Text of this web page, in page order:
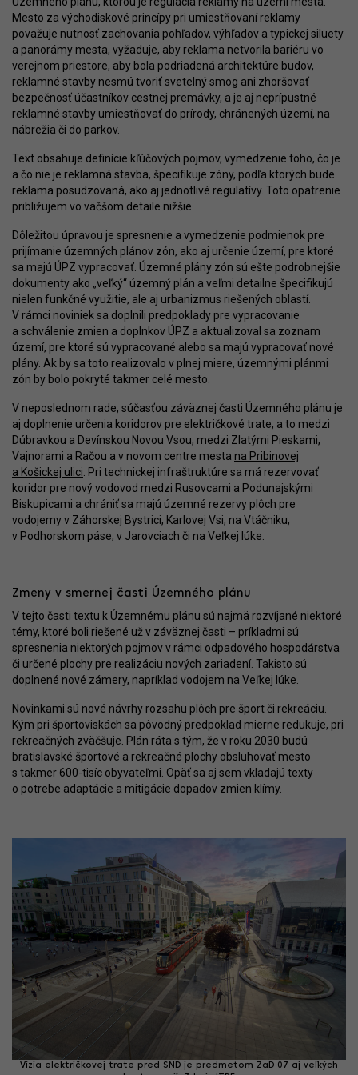
Mesto za východiskové princípy pri umiestňovaní reklamy
považuje nutnosť zachovania pohľadov, výhľadov a typickej siluety
a panorámy mesta, vyžaduje, aby reklama netvorila bariéru vo
verejnom priestore, aby bola podriadená architektúre budov,
reklamné stavby nesmú tvoriť svetelný smog ani zhoršovať
bezpečnosť účastníkov cestnej premávky, a je aj neprípustné
reklamné stavby umiestňovať do prírody, chránených území, na
nábrežia či do parkov.
Text obsahuje definície kľúčových pojmov, vymedzenie toho, čo je
a čo nie je reklamná stavba, špecifikuje zóny, podľa ktorých bude
reklama posudzovaná, ako aj jednotlivé regulatívy. Toto opatrenie
približujem vo väčšom detaile nižšie.
Dôležitou úpravou je spresnenie a vymedzenie podmienok pre
prijímanie územných plánov zón, ako aj určenie území, pre ktoré
sa majú ÚPZ vypracovať. Územné plány zón sú ešte podrobnejšie
dokumenty ako „veľký“ územný plán a veľmi detailne špecifikujú
nielen funkčné využitie, ale aj urbanizmus riešených oblastí.
V rámci noviniek sa doplnili predpoklady pre vypracovanie
a schválenie zmien a doplnkov ÚPZ a aktualizoval sa zoznam
území, pre ktoré sú vypracované alebo sa majú vypracovať nové
plány. Ak by sa toto realizovalo v plnej miere, územnými plánmi
zón by bolo pokryté takmer celé mesto.
V neposlednom rade, súčasťou záväznej časti Územného plánu je
aj doplnenie určenia koridorov pre električkové trate, a to medzi
Dúbravkou a Devínskou Novou Vsou, medzi Zlatými Pieskami,
Vajnorami a Račou a v novom centre mesta na Pribinovej
a Košickej ulici . Pri technickej infraštruktúre sa má rezervovať
koridor pre nový vodovod medzi Rusovcami a Podunajskými
Biskupicami a chrániť sa majú územné rezervy plôch pre
vodojemy v Záhorskej Bystrici, Karlovej Vsi, na Vtáčniku,
v Podhorskom páse, v Jarovciach či na Veľkej lúke.
Zmeny v smernej časti Územného plánu
V tejto časti textu k Územnému plánu sú najmä rozvíjané niektoré
témy, ktoré boli riešené už v záväznej časti – príkladmi sú
spresnenia niektorých pojmov v rámci odpadového hospodárstva
či určené plochy pre realizáciu nových zariadení. Takisto sú
doplnené nové zámery, napríklad vodojem na Veľkej lúke.
Novinkami sú nové návrhy rozsahu plôch pre šport či rekreáciu.
Kým pri športoviskách sa pôvodný predpoklad mierne redukuje, pri
rekreačných zväčšuje. Plán ráta s tým, že v roku 2030 budú
bratislavské športové a rekreačné plochy obsluhovať mesto
s takmer 600-tisíc obyvateľmi. Opäť sa aj sem vkladajú texty
o potrebe adaptácie a mitigácie dopadov zmien klímy.
Vízia električkovej trate pred SND je predmetom ZaD 07 aj veľkých